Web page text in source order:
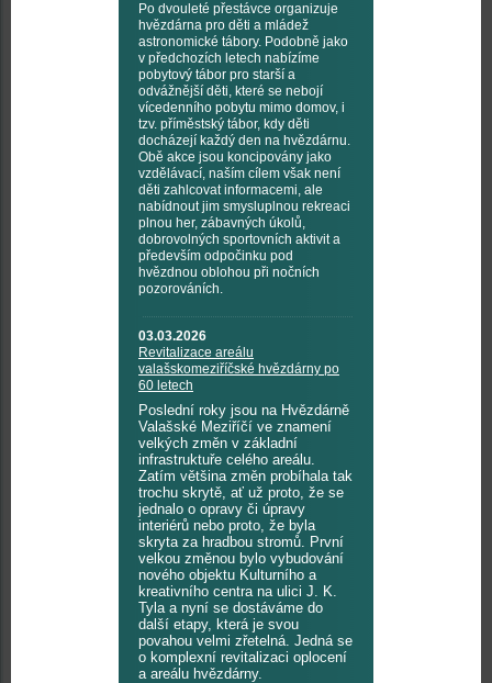
Po dvouleté přestávce organizuje
hvězdárna pro děti a mládež
astronomické tábory. Podobně jako
v předchozích letech nabízíme
pobytový tábor pro starší a
odvážnější děti, které se nebojí
vícedenního pobytu mimo domov, i
tzv. příměstský tábor, kdy děti
docházejí každý den na hvězdárnu.
Obě akce jsou koncipovány jako
vzdělávací, naším cílem však není
děti zahlcovat informacemi, ale
nabídnout jim smysluplnou rekreaci
plnou her, zábavných úkolů,
dobrovolných sportovních aktivit a
především odpočinku pod
hvězdnou oblohou při nočních
pozorováních.
03.03.2026
Revitalizace areálu
valašskomeziříčské hvězdárny po
60 letech
Poslední roky jsou na Hvězdárně
Valašské Meziříčí ve znamení
velkých změn v základní
infrastruktuře celého areálu.
Zatím většina změn probíhala tak
trochu skrytě, ať už proto, že se
jednalo o opravy či úpravy
interiérů nebo proto, že byla
skryta za hradbou stromů. První
velkou změnou bylo vybudování
nového objektu Kulturního a
kreativního centra na ulici J. K.
Tyla a nyní se dostáváme do
další etapy, která je svou
povahou velmi zřetelná. Jedná se
o komplexní revitalizaci oplocení
a areálu hvězdárny.